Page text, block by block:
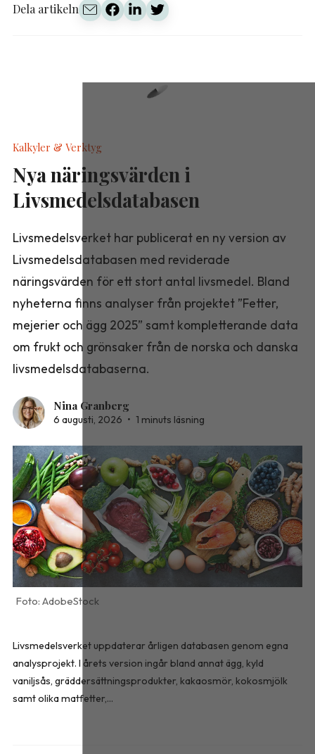
Dela artikeln
Kalkyler & Verktyg
Nya näringsvärden i
Livsmedelsdatabasen
Livsmedelsverket har publicerat en ny version av
Livsmedelsdatabasen med reviderade
näringsvärden för ett stort antal livsmedel. Bland
nyheterna finns analyser från projektet ”Fetter,
mejerier och ägg 2025” samt kompletterande data
om frukt och grönsaker från de norska och danska
livsmedelsdatabaserna.
Nina Granberg
6 augusti, 2026 • 1 minuts läsning
AdobeStock
Livsmedelsverket uppdaterar årligen databasen genom egna
analysprojekt. I årets version ingår bland annat ägg, kyld
vaniljsås, gräddersättningsprodukter, kakaosmör, kokosmjölk
samt olika matfetter,...